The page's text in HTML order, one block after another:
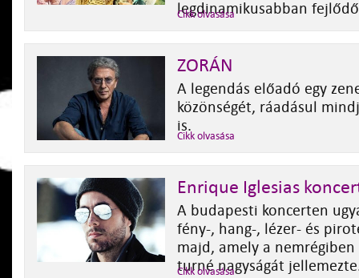
legdinamikusabban
Cikk olvasása
ZORÁN
A legendás előadó egy
közönségét, ráadásul
is.
Cikk olvasása
Enrique Iglesias
A budapesti koncerten
fény-, hang-, lézer- és
majd, amely a
turné nagyságát
Cikk olvasása